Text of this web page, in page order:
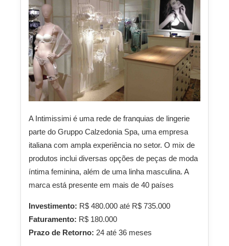
A Intimissimi é uma rede de franquias de lingerie
parte do Gruppo Calzedonia Spa, uma empresa
italiana com ampla experiência no setor. O mix de
produtos inclui diversas opções de peças de moda
íntima feminina, além de uma linha masculina. A
marca está presente em mais de 40 países
Investimento: R$ 480.000 até R$ 735.000
Faturamento: R$ 180.000
Prazo de Retorno: 24 até 36 meses